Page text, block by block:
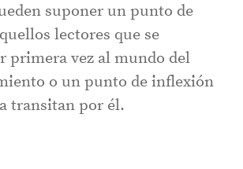
suponer un punto de
lectores que se
primera vez al mundo del
o un punto de inflexión
transitan por él.